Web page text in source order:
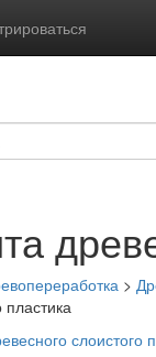
>
пластика
слоистого